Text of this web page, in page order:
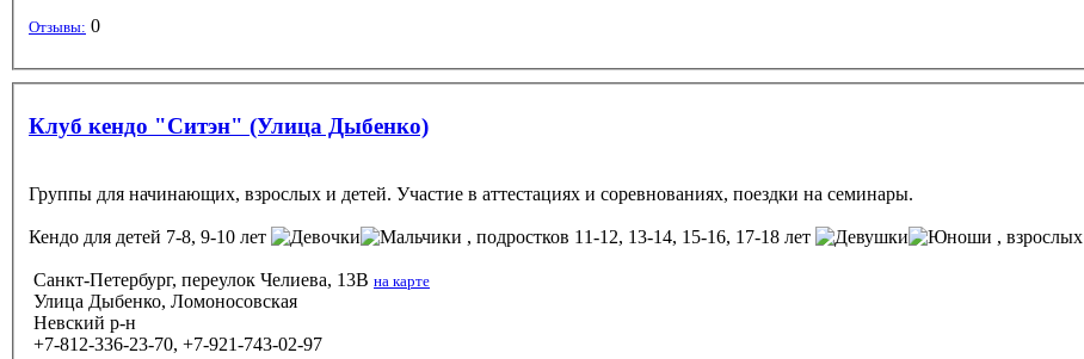
Отзывы: 0
Клуб кендо "Ситэн" (Улица Дыбенко)
Группы для начинающих, взрослых и детей. Участие в аттестациях и соревнованиях, поездки на семинары.
Кендо для детей 7-8, 9-10 лет , подростков 11-12, 13-14, 15-16, 17-18 лет , взрослых
Санкт-Петербург, переулок Челиева, 13В на карте
Улица Дыбенко, Ломоносовская
Невский р-н
+7-812-336-23-70, +7-921-743-02-97